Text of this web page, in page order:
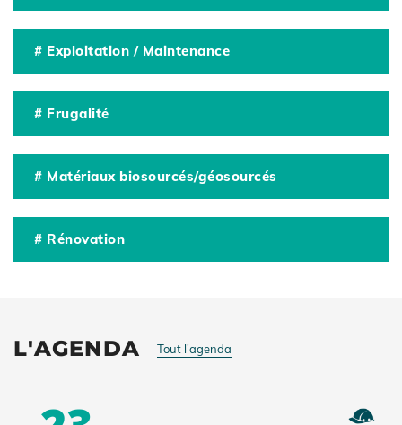
# Exploitation / Maintenance
# Frugalité
# Matériaux biosourcés/géosourcés
# Rénovation
L'AGENDA Tout l'agenda